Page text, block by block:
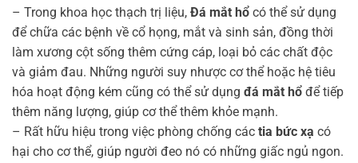
– Trong khoa học thạch trị liệu, Đá mắt hổ có thể sử dụng
để chữa các bệnh về cổ họng, mắt và sinh sản, đồng thời
làm xương cột sống thêm cứng cáp, loại bỏ các chất độc
và giảm đau. Những người suy nhược cơ thể hoặc hệ tiêu
hóa hoạt động kém cũng có thể sử dụng đá mắt hổ để tiếp
thêm năng lượng, giúp cơ thể thêm khỏe mạnh.
– Rất hữu hiệu trong việc phòng chống các tia bức xạ có
hại cho cơ thể, giúp người đeo nó có những giấc ngủ ngon.